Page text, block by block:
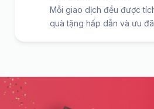
Mỗi giao dịch đều được
quà tặng hấp dẫn và ưu